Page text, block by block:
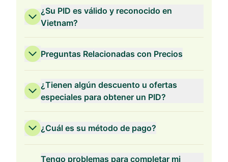
¿Su PID es válido y reconocido en
Vietnam?
Preguntas Relacionadas con Precios
Validez de 3 Años
¿Tienen algún descuento u ofertas
especiales para obtener un PID?
¿Cuál es su método de pago?
Tengo problemas para completar mi